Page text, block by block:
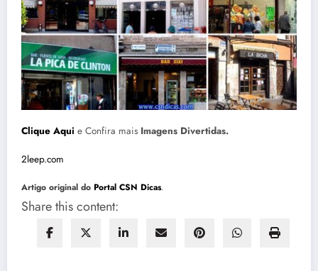
Clique Aqui e Confira mais Imagens Divertidas.
2leep.com
Artigo original do Portal CSN Dicas.
Share this content: